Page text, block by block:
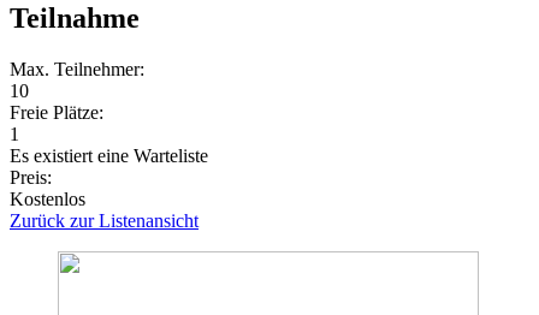
Teilnahme
Max. Teilnehmer:
10
Freie Plätze:
1
Es existiert eine Warteliste
Preis:
Kostenlos
Zurück zur Listenansicht